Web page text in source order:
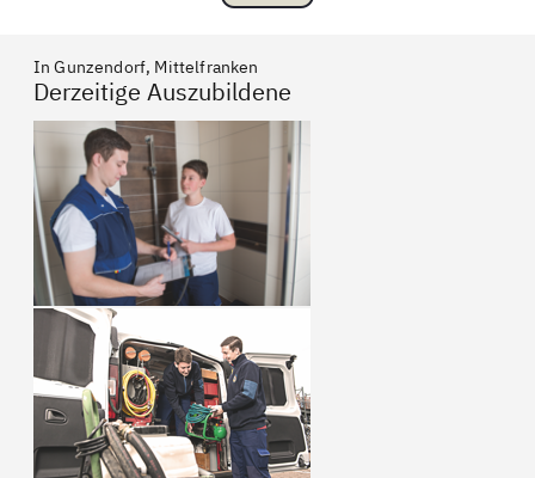
In Gunzendorf, Mittelfranken
Derzeitige Auszubildene